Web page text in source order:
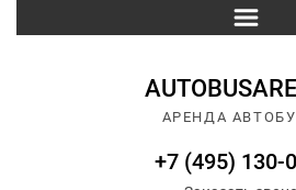
АРЕНДА
+7 (495) 130-